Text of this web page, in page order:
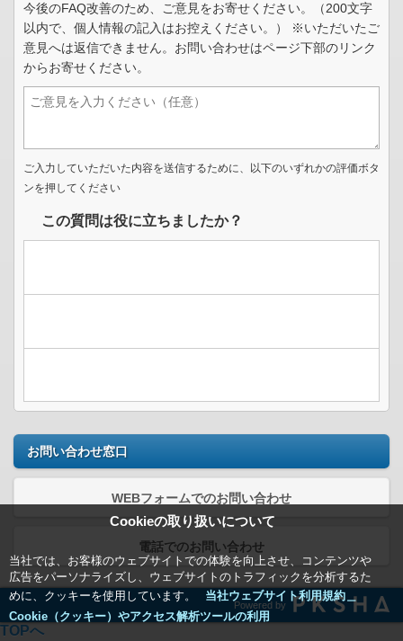
Cookieの取り扱いについて
当社では、お客様のウェブサイトでの体験を向上させ、コンテンツや
広告をパーソナライズし、ウェブサイトのトラフィックを分析するた
めに、クッキーを使用しています。
当社ウェブサイト利用規約＿
Cookie（クッキー）やアクセス解析ツールの利用
今後のFAQ改善のため、ご意見をお寄せください。（200文字
以内で、個人情報の記入はお控えください。） ※いただいたご
意見へは返信できません。お問い合わせはページ下部のリンク
からお寄せください。
ご入力していただいた内容を送信するために、以下のいずれかの評価ボタ
ンを押してください
この質問は役に立ちましたか？
お問い合わせ窓口
WEBフォームでのお問い合わせ
電話でのお問い合わせ
Powered by
TOPへ